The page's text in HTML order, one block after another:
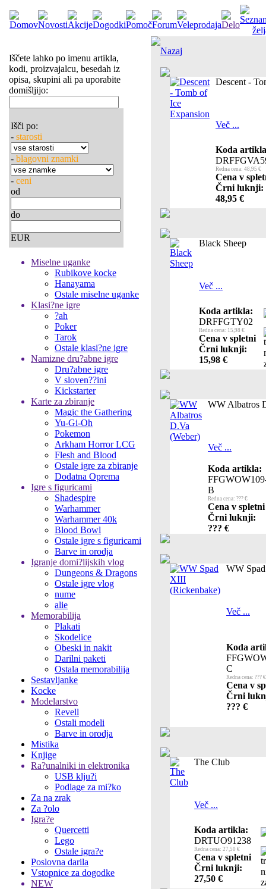
Iščete lahko po imenu artikla,
kodi, proizvajalcu, besedah iz
opisa, skupini ali pa uporabite
domišljijo:
Išči po:
- starosti
- blagovni znamki
- ceni
od
do
EUR
Miselne uganke
Rubikove kocke
Hanayama
Ostale miselne uganke
Klasi?ne igre
?ah
Poker
Tarok
Ostale klasi?ne igre
Namizne dru?abne igre
Dru?abne igre
V sloven??ini
Kickstarter
Karte za zbiranje
Magic the Gathering
Yu-Gi-Oh
Pokemon
Arkham Horror LCG
Flesh and Blood
Ostale igre za zbiranje
Dodatna Oprema
Igre s figuricami
Shadespire
Warhammer
Warhammer 40k
Blood Bowl
Ostale igre s figuricami
Barve in orodja
Igranje domi?lijskih vlog
Dungeons & Dragons
Ostale igre vlog
nume
alie
Memorabilija
Plakati
Skodelice
Obeski in nakit
Darilni paketi
Ostala memorabilija
Sestavljanke
Kocke
Modelarstvo
Revell
Ostali modeli
Barve in orodja
Mistika
Knjige
Ra?unalniki in elektronika
USB klju?i
Podlage za mi?ko
Za na zrak
Za ?olo
Igra?e
Quercetti
Lego
Ostale igra?e
Poslovna darila
Vstopnice za dogodke
NEW
Nazaj
Descent -
Več ...
Koda
Redna cena: 48,95 €
Cena v
Črni luknji:
48,95 €
Black Sheep
Več ...
Koda artikla:
DRFFGTY02
Redna cena: 15,98 €
Cena v spletni
Črni luknji:
15,98 €
WW Albatros
Več ...
Koda artikla:
B
Redna cena: ??? €
Cena v spletni
Črni luknji:
??? €
WW
Več ...
Koda
C
Redna cena: ??? €
Cena v
Črni
??? €
The Club
Več ...
Koda artikla:
DRTUO91238
Redna cena: 27,50 €
Cena v spletni
Črni luknji:
27,50 €